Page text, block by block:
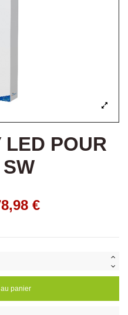
LED POUR
€
panier